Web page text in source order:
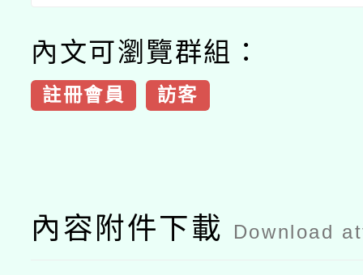
內文可瀏覽群組：
註冊會員 訪客
內容附件下載 Download